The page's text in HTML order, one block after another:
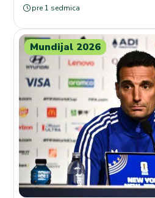
pre 1 sedmica
Mundijal 2026